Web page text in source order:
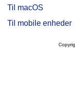
Til macOS
Til mobile enheder